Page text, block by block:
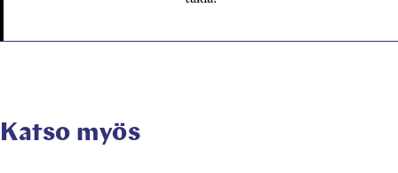
Katso myös